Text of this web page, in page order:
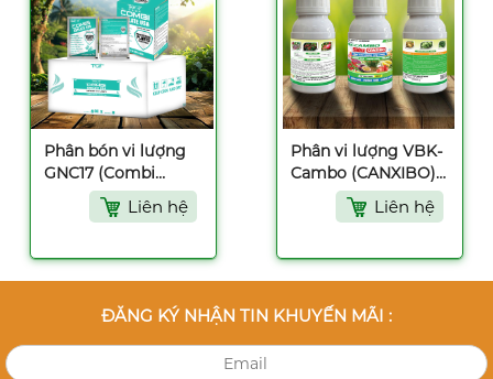
Phân bón vi lượng
GNC17 (Combi
Chelate USA) - 25gr
Liên hệ
Phân vi lượng VBK-
Cambo (CANXIBO) -
250ml
Liên hệ
ĐĂNG KÝ NHẬN TIN KHUYẾN MÃI :